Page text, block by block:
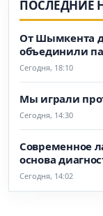
ПОСЛЕДНИЕ
От Шымкента
объединили
Сегодня, 18:10
Мы играли
Сегодня, 14:30
Современное
основа
Сегодня, 14:02